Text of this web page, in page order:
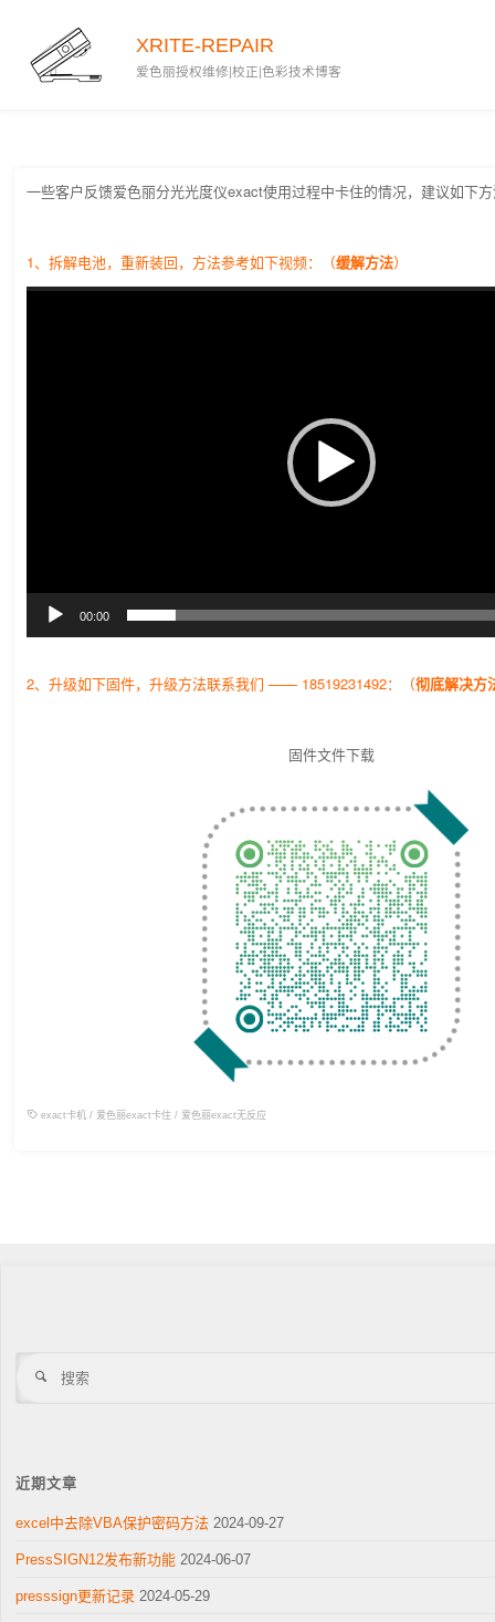
XRITE-REPAIR
爱色丽授权维修|校正|色彩技术博客
一些客户反馈爱色丽分光光度仪exact使用过程中卡住的情况，建议如下
1、拆解电池，重新装回，方法参考如下视频：（缓解方法）
视
00:00
2、升级如下固件，升级方法联系我们 —— 18519231492：（彻底解决方
固件文件下载
exact卡机/ 爱色丽exact卡住/ 爱色丽exact无反应
搜
近期文章
excel中去除VBA保护密码方法 2024-09-27
PressSIGN12发布新功能 2024-06-07
presssign更新记录 2024-05-29